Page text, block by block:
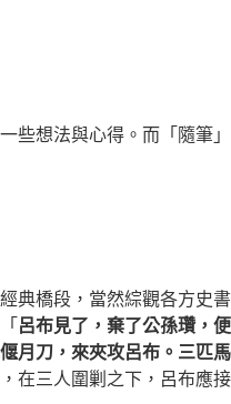
些想法與心得。而「隨筆
典橋段，當然綜觀各方
呂布見了，棄了公孫瓚，
月刀，來夾攻呂布。三匹
在三人圍剿之下，呂布應